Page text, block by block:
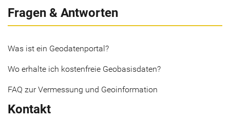
Fragen & Antworten
Was ist ein Geodatenportal?
Wo erhalte ich kostenfreie Geobasisdaten?
FAQ zur Vermessung und Geoinformation
Kontakt